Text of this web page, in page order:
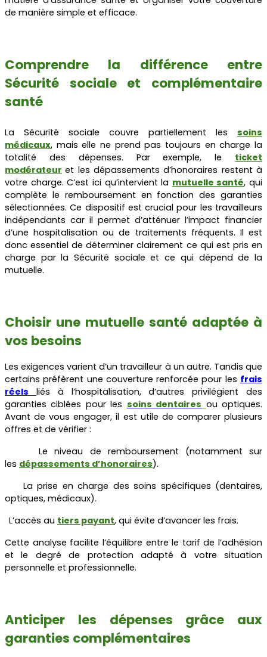
de manière simple et efficace.
Comprendre la différence entre
Sécurité sociale et complémentaire
santé
La Sécurité sociale couvre partiellement les soins
médicaux, mais elle ne prend pas toujours en charge la
totalité des dépenses. Par exemple, le ticket
modérateur et les dépassements d’honoraires restent à
votre charge. C’est ici qu’intervient la mutuelle santé, qui
complète le remboursement en fonction des garanties
sélectionnées. Ce dispositif est crucial pour les travailleurs
indépendants car il permet d’atténuer l’impact financier
d’une hospitalisation ou de traitements fréquents. Il est
donc essentiel de déterminer clairement ce qui est pris en
charge par la Sécurité sociale et ce qui dépend de la
mutuelle.
Choisir une mutuelle santé adaptée à
vos besoins
Les exigences varient d’un travailleur à un autre. Tandis que
certains préfèrent une couverture renforcée pour les frais
réels
liés à l’hospitalisation, d’autres privilégient des
garanties ciblées pour les soins dentaires ou optiques.
Avant de vous engager, il est utile de comparer plusieurs
offres et de vérifier :
Le niveau de remboursement (notamment sur
les dépassements d’honoraires).
La prise en charge des soins spécifiques (dentaires,
optiques, médicaux).
L’accès au tiers payant, qui évite d’avancer les frais.
Cette analyse facilite l’équilibre entre le tarif de l’adhésion
et le degré de protection adapté à votre situation
personnelle et professionnelle.
Anticiper les dépenses grâce aux
garanties complémentaires